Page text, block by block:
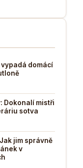
domácí
Dokonalí mistři
sotva
jim správně
v